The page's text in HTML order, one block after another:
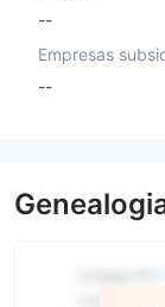
--
Empresas
--